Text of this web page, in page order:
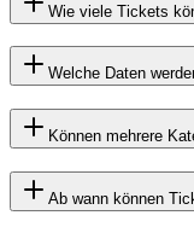
Wie viele Tickets
Welche Daten
Können mehrere
Ab wann können